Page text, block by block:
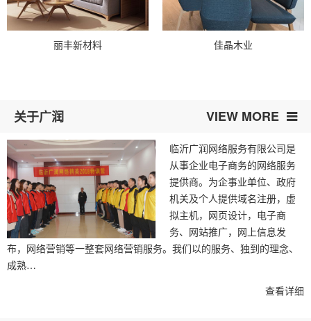
丽丰新材料 佳晶木业
关于广润 VIEW MORE
临沂广润网络服务有限公司是
从事企业电子商务的网络服务
提供商。为企事业单位、政府
机关及个人提供域名注册，虚
拟主机，网页设计，电子商
务、网站推广，网上信息发
布，网络营销等一整套网络营销服务。我们以的服务、独到的理念、
成熟…
查看详细